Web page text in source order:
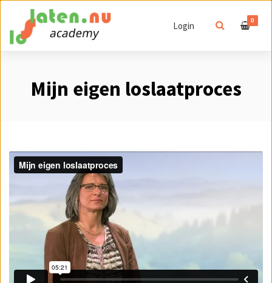
Login 0
Mijn eigen loslaatproces